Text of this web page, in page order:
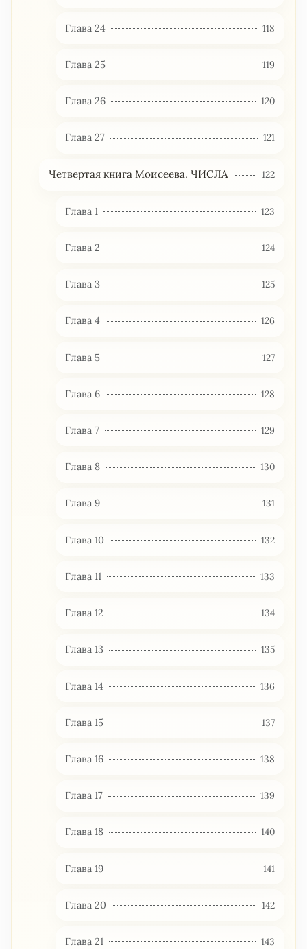
Глава 24 118
Глава 25 119
Глава 26 120
Глава 27 121
Четвертая книга Моисеева. ЧИСЛА 122
Глава 1 123
Глава 2 124
Глава 3 125
Глава 4 126
Глава 5 127
Глава 6 128
Глава 7 129
Глава 8 130
Глава 9 131
Глава 10 132
Глава 11 133
Глава 12 134
Глава 13 135
Глава 14 136
Глава 15 137
Глава 16 138
Глава 17 139
Глава 18 140
Глава 19 141
Глава 20 142
Глава 21 143